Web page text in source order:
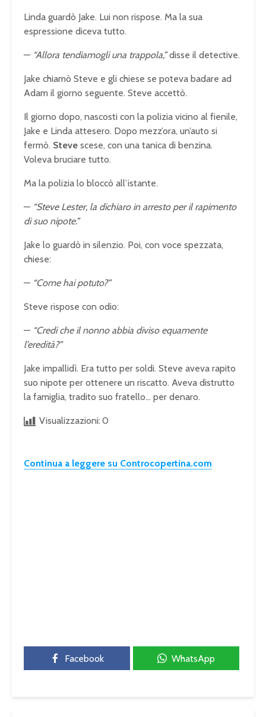
Linda guardò Jake. Lui non rispose. Ma la sua
espressione diceva tutto.
— “Allora tendiamogli una trappola,”disse il detective.
Jake chiamò Steve e gli chiese se poteva badare ad
Adam il giorno seguente. Steve accettò.
Il giorno dopo, nascosti con la polizia vicino al fienile,
Jake e Linda attesero. Dopo mezz’ora, un’auto si
fermò. Steve scese, con una tanica di benzina.
Voleva bruciare tutto.
Ma la polizia lo bloccò all’istante.
— “Steve Lester, la dichiaro in arresto per il rapimento
di suo nipote.”
Jake lo guardò in silenzio. Poi, con voce spezzata,
chiese:
— “Come hai potuto?”
Steve rispose con odio:
— “Credi che il nonno abbia diviso equamente
l’eredità?”
Jake impallidì. Era tutto per soldi. Steve aveva rapito
suo nipote per ottenere un riscatto. Aveva distrutto
la famiglia, tradito suo fratello… per denaro.
Visualizzazioni: 0
Continua a leggere su Controcopertina.com
Facebook WhatsApp